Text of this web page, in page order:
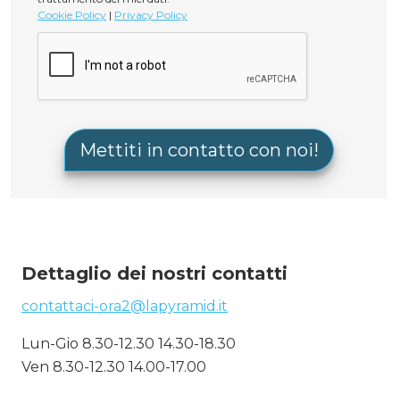
Cookie Policy | Privacy Policy
Dettaglio dei nostri contatti
contattaci-ora2@lapyramid.it
Lun-Gio 8.30-12.30 14.30-18.30
Ven 8.30-12.30 14.00-17.00